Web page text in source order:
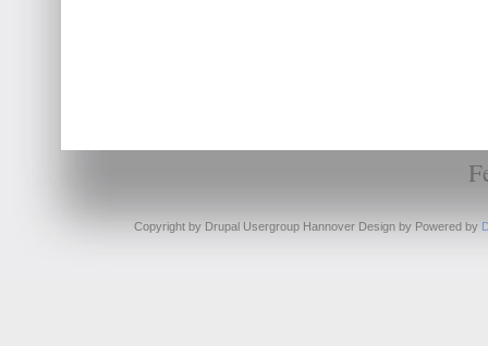
Copyright by Drupal Usergroup Hannover Design by Powered by